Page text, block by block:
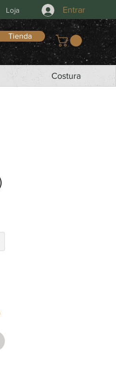
Loja Entrar
Tienda
Costura